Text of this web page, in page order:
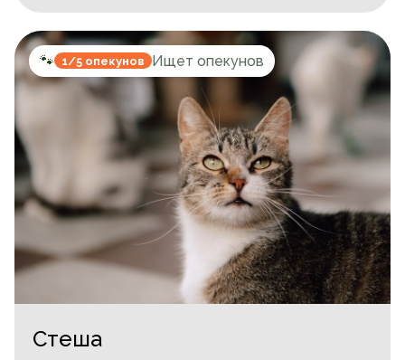
🐾 1/5 опекунов Ищет опекунов
Стеша